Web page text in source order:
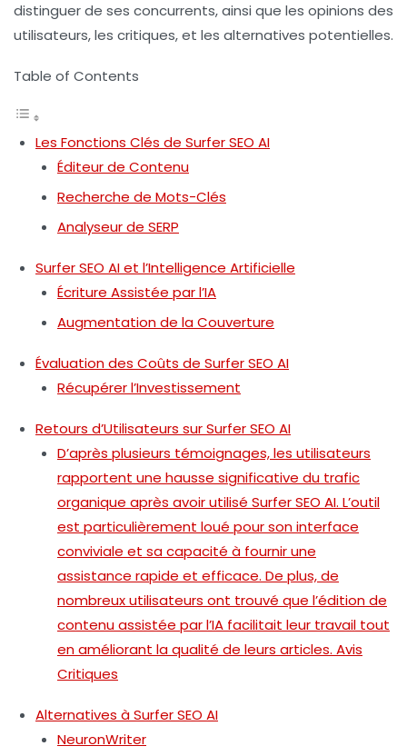
distinguer de ses concurrents, ainsi que les opinions des
utilisateurs, les critiques, et les alternatives potentielles.
Table of Contents
Les Fonctions Clés de Surfer SEO AI
Éditeur de Contenu
Recherche de Mots-Clés
Analyseur de SERP
Surfer SEO AI et l’Intelligence Artificielle
Écriture Assistée par l’IA
Augmentation de la Couverture
Évaluation des Coûts de Surfer SEO AI
Récupérer l’Investissement
Retours d’Utilisateurs sur Surfer SEO AI
D’après plusieurs témoignages, les utilisateurs
rapportent une hausse significative du trafic
organique après avoir utilisé Surfer SEO AI. L’outil
est particulièrement loué pour son interface
conviviale et sa capacité à fournir une
assistance rapide et efficace. De plus, de
nombreux utilisateurs ont trouvé que l’édition de
contenu assistée par l’IA facilitait leur travail tout
en améliorant la qualité de leurs articles. Avis
Critiques
Alternatives à Surfer SEO AI
NeuronWriter